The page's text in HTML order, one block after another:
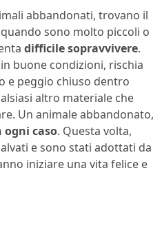
abbandonati, trovano il
sono molto piccoli o
difficile sopravvivere.
buone condizioni, rischia
e peggio chiuso dentro
altro materiale che
Un animale abbandonato,
ogni caso. Questa volta,
e sono stati adottati da
iniziare una vita felice e